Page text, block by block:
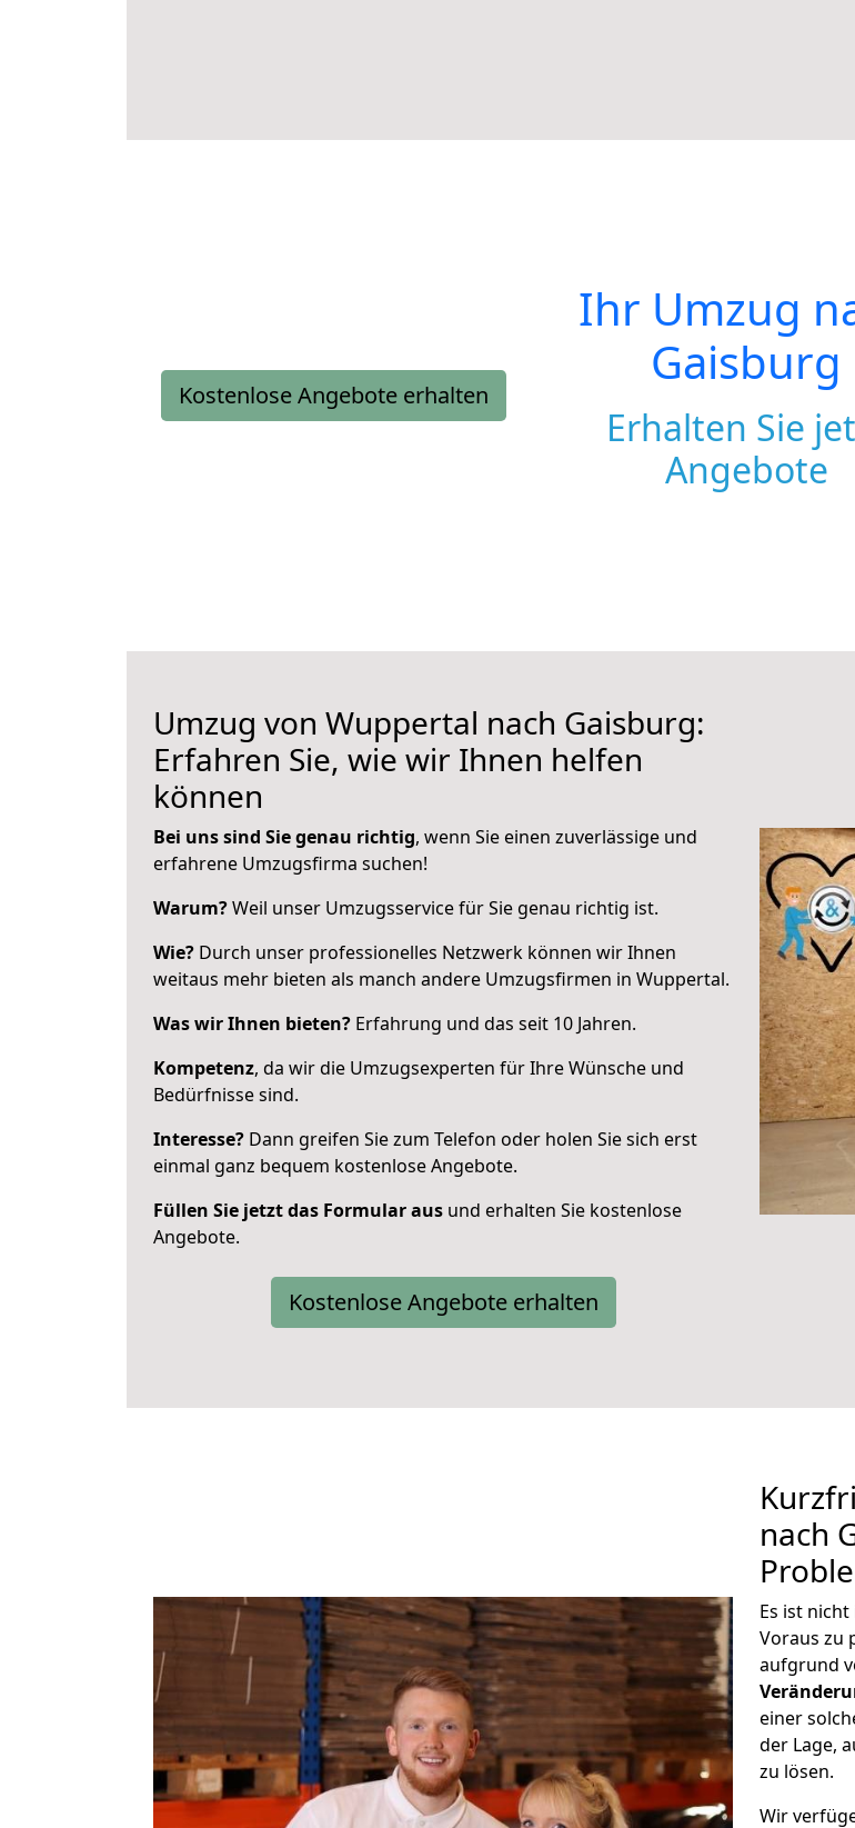
Kostenlose Angebote erhalten
Ihr Umzug
Gaisburg
Erhalten Sie
Angebote
Umzug von Wuppertal nach Gaisburg:
Erfahren Sie, wie wir Ihnen helfen
können
Bei uns sind Sie genau richtig, wenn Sie einen zuverlässige und
erfahrene Umzugsfirma suchen!
Warum?Weil unser Umzugsservice für Sie genau richtig ist.
Wie? Durch unser professionelles Netzwerk können wir Ihnen
weitaus mehr bieten als manch andere Umzugsfirmen in Wuppertal.
Was wir Ihnen bieten? Erfahrung und das seit 10 Jahren.
Kompetenz, da wir die Umzugsexperten für Ihre Wünsche und
Bedürfnisse sind.
Interesse? Dann greifen Sie zum Telefon oder holen Sie sich erst
einmal ganz bequem kostenlose Angebote.
Füllen Sie jetzt das Formular aus und erhalten Sie kostenlose
Angebote.
Kostenlose Angebote erhalten
nach
Es ist
Voraus zu
aufgrund
einer
der Lage,
zu lösen.
Wir